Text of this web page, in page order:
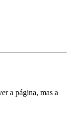
a página, mas a